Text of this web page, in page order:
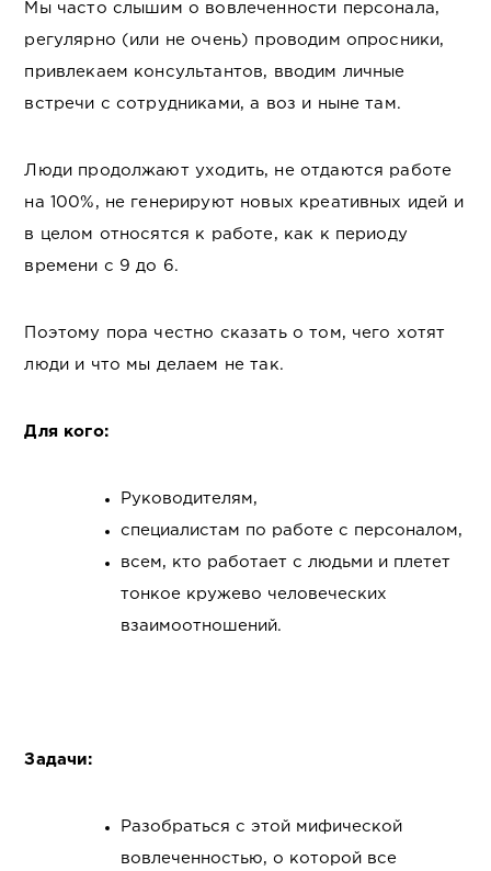
Мы часто слышим о вовлеченности персонала,
регулярно (или не очень) проводим опросники,
привлекаем консультантов, вводим личные
встречи с сотрудниками, а воз и ныне там.
Люди продолжают уходить, не отдаются работе
на 100%, не генерируют новых креативных идей и
в целом относятся к работе, как к периоду
времени с 9 до 6.
Поэтому пора честно сказать о том, чего хотят
люди и что мы делаем не так.
Для кого:
Руководителям,
специалистам по работе с персоналом,
всем, кто работает с людьми и плетет
тонкое кружево человеческих
взаимоотношений.
Задачи:
Разобраться с этой мифической
вовлеченностью, о которой все